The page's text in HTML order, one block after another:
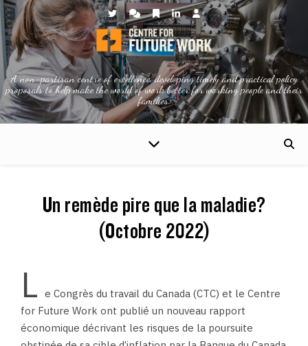
A non-partisan centre of excellence, developing timely and practical policy
proposals to help make the world of work better for working people and their
families.
Un remède pire que la maladie?
(Octobre 2022)
L e Congrès du travail du Canada (CTC) et le Centre
for Future Work ont publié un nouveau rapport
économique décrivant les risques de la poursuite